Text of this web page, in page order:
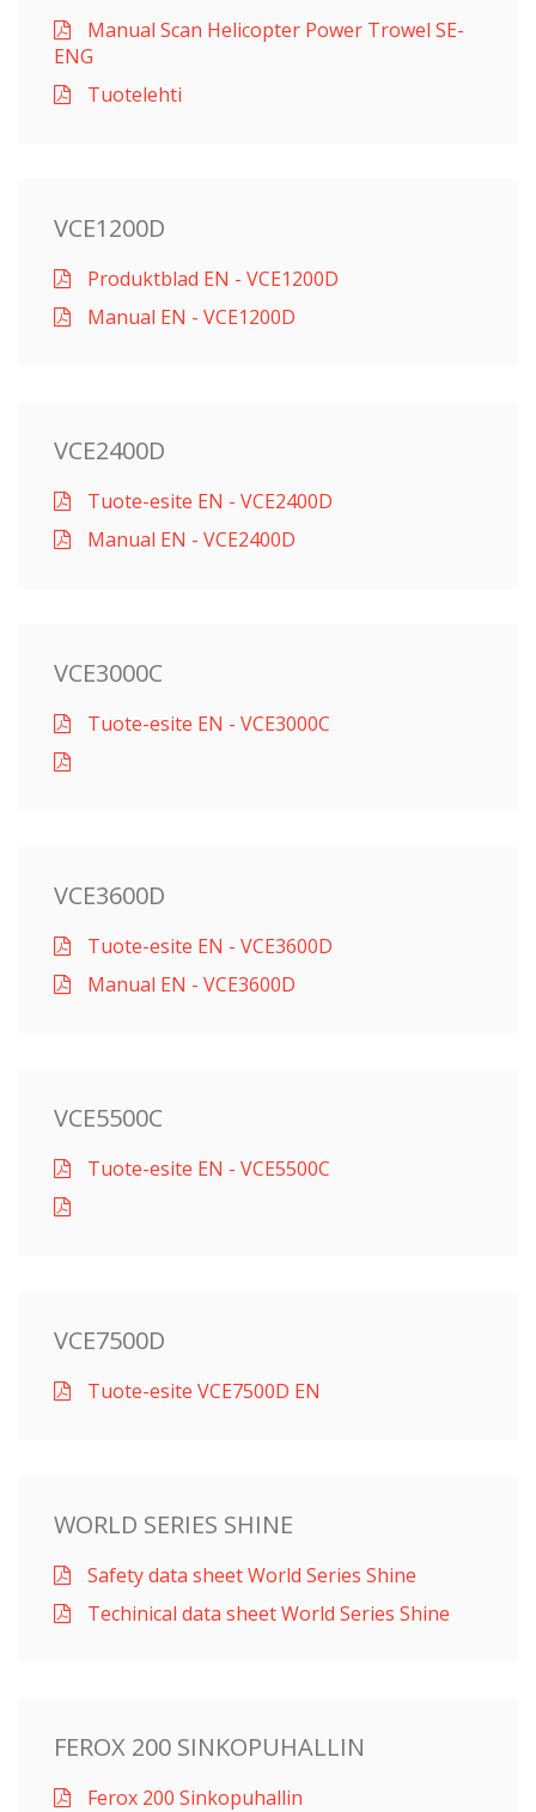
Manual Scan Helicopter Power Trowel SE-
ENG
Tuotelehti
VCE1200D
Produktblad EN - VCE1200D
Manual EN - VCE1200D
VCE2400D
Tuote-esite EN - VCE2400D
Manual EN - VCE2400D
VCE3000C
Tuote-esite EN - VCE3000C
VCE3600D
Tuote-esite EN - VCE3600D
Manual EN - VCE3600D
VCE5500C
Tuote-esite EN - VCE5500C
VCE7500D
Tuote-esite VCE7500D EN
WORLD SERIES SHINE
Safety data sheet World Series Shine
Techinical data sheet World Series Shine
FEROX 200 SINKOPUHALLIN
Ferox 200 Sinkopuhallin